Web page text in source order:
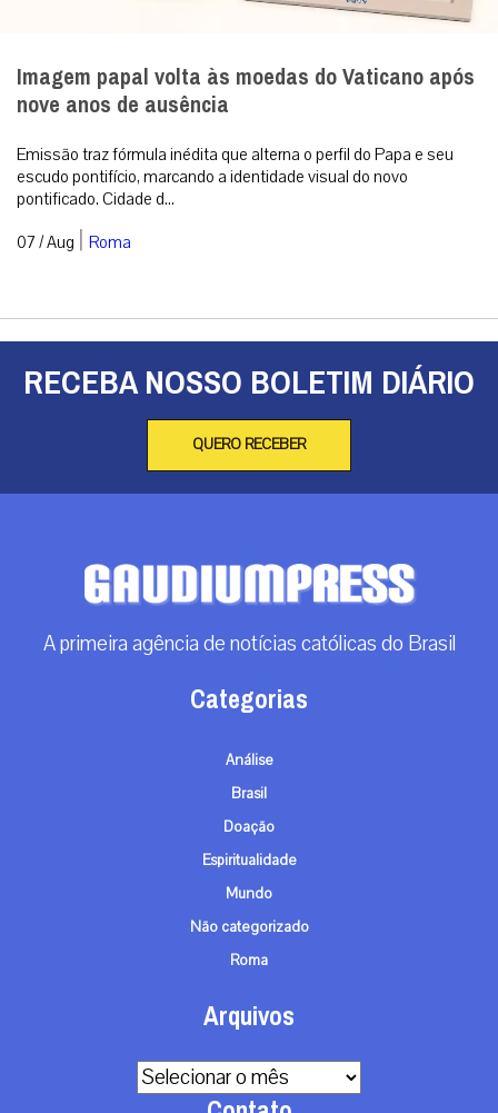
Imagem papal volta às moedas do Vaticano após
nove anos de ausência
Emissão traz fórmula inédita que alterna o perfil do Papa e seu
escudo pontifício, marcando a identidade visual do novo
pontificado. Cidade d...
07 / Aug | Roma
RECEBA NOSSO BOLETIM DIÁRIO
QUERO RECEBER
A primeira agência de notícias católicas do Brasil
Categorias
Análise
Brasil
Doação
Espiritualidade
Mundo
Não categorizado
Roma
Arquivos
Arquivos